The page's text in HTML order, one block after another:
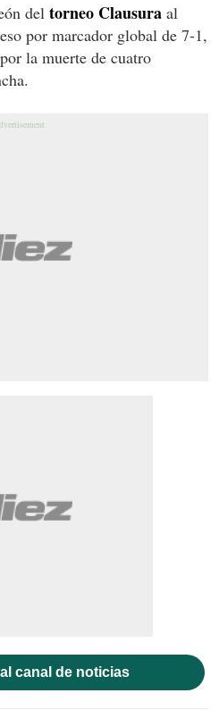
del torneo Clausura al
por marcador global de 7-1,
la muerte de cuatro
canal de noticias